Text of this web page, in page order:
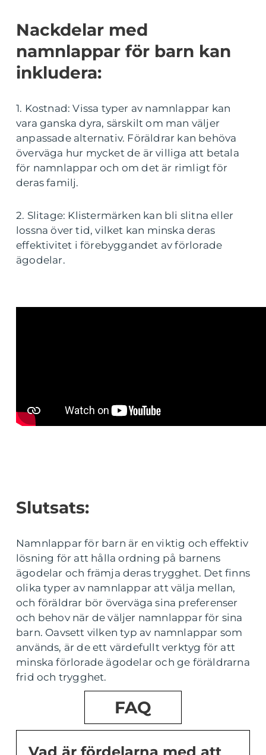
Nackdelar med
namnlappar för barn kan
inkludera:
1. Kostnad: Vissa typer av namnlappar kan
vara ganska dyra, särskilt om man väljer
anpassade alternativ. Föräldrar kan behöva
överväga hur mycket de är villiga att betala
för namnlappar och om det är rimligt för
deras familj.
2. Slitage: Klistermärken kan bli slitna eller
lossna över tid, vilket kan minska deras
effektivitet i förebyggandet av förlorade
ägodelar.
Slutsats:
Namnlappar för barn är en viktig och effektiv
lösning för att hålla ordning på barnens
ägodelar och främja deras trygghet. Det finns
olika typer av namnlappar att välja mellan,
och föräldrar bör överväga sina preferenser
och behov när de väljer namnlappar för sina
barn. Oavsett vilken typ av namnlappar som
används, är de ett värdefullt verktyg för att
minska förlorade ägodelar och ge föräldrarna
frid och trygghet.
FAQ
Vad är fördelarna med att